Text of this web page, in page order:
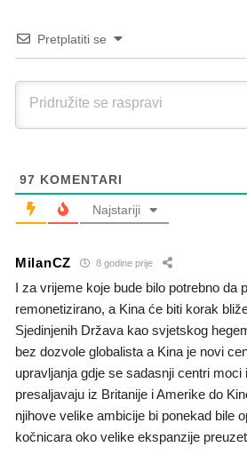
Pretplatiti se
97 KOMENTARI
Najstariji
MilanCZ 8 godine prije
I za vrijeme koje bude bilo potrebno da
remonetizirano, a Kina će biti korak
Sjedinjenih Država kao svjetskog
bez dozvole globalista a Kina je novi
upravljanja gdje se sadasnji centri moci
presaljavaju iz Britanije i Amerike do
njihove velike ambicije bi ponekad bile
kočnicara oko velike ekspanzije